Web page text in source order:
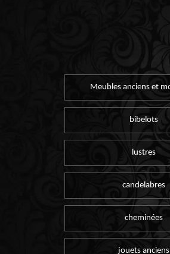
Meubles anciens et
bibelots
lustres
candelabres
cheminées
jouets anciens